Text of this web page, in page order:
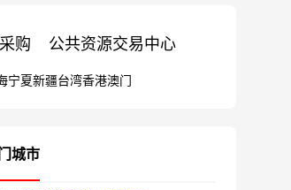
购 公共资源交易中心
宁夏新疆台湾香港澳门
城市